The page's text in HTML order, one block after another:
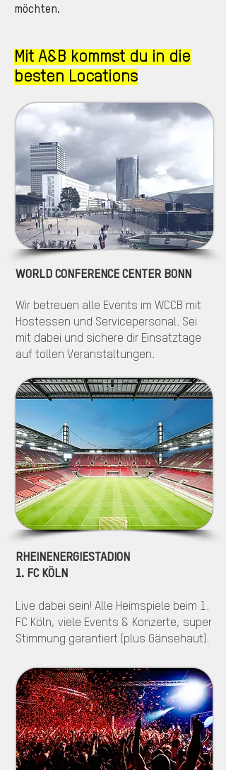
möchten.
Mit A&B kommst du in die
besten Locations
WORLD CONFERENCE CENTER BONN
Wir betreuen alle Events im WCCB mit
Hostessen und Servicepersonal. Sei
mit dabei und sichere dir Einsatztage
auf tollen Veranstaltungen.
RHEINENERGIESTADION
1. FC KÖLN
Live dabei sein! Alle Heimspiele beim 1.
FC Köln, viele Events & Konzerte, super
Stimmung garantiert (plus Gänsehaut).